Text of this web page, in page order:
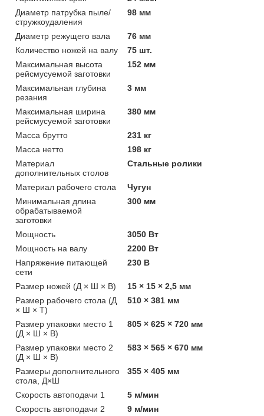
Диаметр патрубка пыле/
стружкоудаления
98 мм
Диаметр режущего вала
76 мм
Количество ножей на валу
75 шт.
Максимальная высота
рейсмусуемой заготовки
152 мм
Максимальная глубина
резания
3 мм
Максимальная ширина
рейсмусуемой заготовки
380 мм
Масса брутто
231 кг
Масса нетто
198 кг
Материал
дополнительных столов
Стальные ролики
Материал рабочего стола
Чугун
Минимальная длина
обрабатываемой
заготовки
300 мм
Мощность
3050 Вт
Мощность на валу
2200 Вт
Напряжение питающей
сети
230 В
Размер ножей (Д × Ш × В)
15 × 15 × 2,5 мм
Размер рабочего стола (Д
× Ш × Т)
510 × 381 мм
Размер упаковки место 1
(Д × Ш × В)
805 × 625 × 720 мм
Размер упаковки место 2
(Д × Ш × В)
583 × 565 × 670 мм
Размеры дополнительного
стола, Д×Ш
355 × 405 мм
Скорость автоподачи 1
5 м/мин
Скорость автоподачи 2
9 м/мин